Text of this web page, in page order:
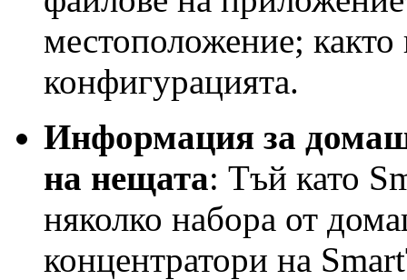
местоположение;
конфигурацията.
Информация за
на нещата: Тъй като
няколко набора от
концентратори на